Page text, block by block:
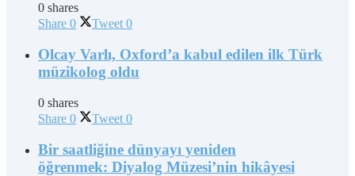
0 shares
Share 0 Tweet 0
Olcay Varlı, Oxford’a kabul edilen ilk Türk
müzikolog oldu
0 shares
Share 0 Tweet 0
Bir saatliğine dünyayı yeniden
öğrenmek: Diyalog Müzesi’nin hikâyesi